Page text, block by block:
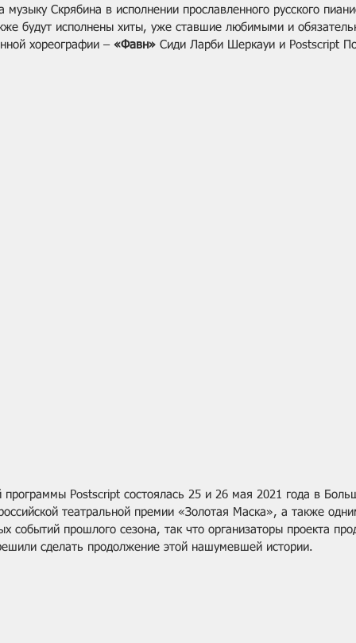
музыку Скрябина в исполнении прославленного русского
будут исполнены хиты, уже ставшие любимыми и
хореографии – «Фавн» Сиди Ларби Шеркауи и Postscript
программы Postscript состоялась 25 и 26 мая 2021 года в
театральной премии «Золотая Маска», а также
событий прошлого сезона, так что организаторы проекта
сделать продолжение этой нашумевшей истории.